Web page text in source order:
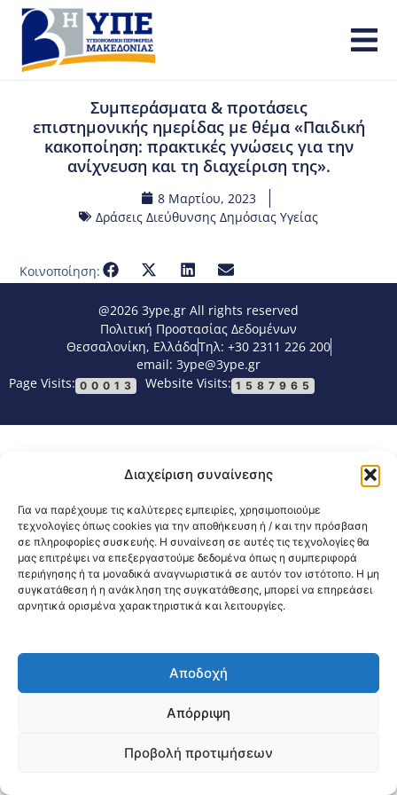
Διαχείριση συναίνεσης
Για να παρέχουμε τις καλύτερες εμπειρίες, χρησιμοποιούμε
τεχνολογίες όπως cookies για την αποθήκευση ή / και την πρόσβαση
σε πληροφορίες συσκευής. Η συναίνεση σε αυτές τις τεχνολογίες θα
μας επιτρέψει να επεξεργαστούμε δεδομένα όπως η συμπεριφορά
περιήγησης ή τα μοναδικά αναγνωριστικά σε αυτόν τον ιστότοπο. Η μη
συγκατάθεση ή η ανάκληση της συγκατάθεσης, μπορεί να επηρεάσει
αρνητικά ορισμένα χαρακτηριστικά και λειτουργίες.
Αποδοχή
Απόρριψη
Προβολή προτιμήσεων
Συμπεράσματα & προτάσεις
επιστημονικής ημερίδας με θέμα «Παιδική
κακοποίηση: πρακτικές γνώσεις για την
ανίχνευση και τη διαχείριση της».
8 Μαρτίου, 2023
Δράσεις Διεύθυνσης Δημόσιας Υγείας
Κοινοποίηση:
@2026 3ype.gr All rights reserved
Πολιτική Προστασίας Δεδομένων
Θεσσαλονίκη, ΕλλάδαΤηλ: +30 2311 226 200
email: 3ype@3ype.gr
Page Visits: 00013 Website Visits: 1587965